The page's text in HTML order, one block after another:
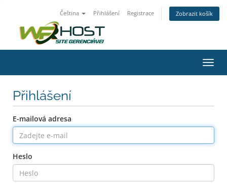
Čeština Přihlášení Registrace Zobrazit košík
Přihlášení
E-mailová adresa
Heslo